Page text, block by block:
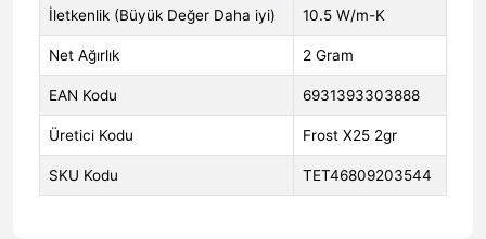
İletkenlik (Büyük Değer Daha iyi) 10.5 W/m-K
Net Ağırlık 2 Gram
EAN Kodu 6931393303888
Üretici Kodu Frost X25 2gr
SKU Kodu TET46809203544